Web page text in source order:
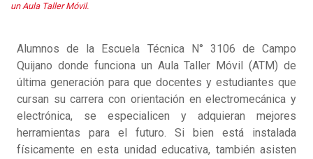
un Aula Taller Móvil.
Alumnos de la Escuela Técnica N° 3106 de Campo
Quijano donde funciona un Aula Taller Móvil (ATM) de
última generación para que docentes y estudiantes que
cursan su carrera con orientación en electromecánica y
electrónica, se especialicen y adquieran mejores
herramientas para el futuro. Si bien está instalada
físicamente en esta unidad educativa, también asisten